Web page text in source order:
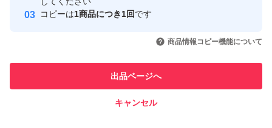
引を完了させた実績があります
での取引実績があります
コピーは1商品につき1回です
商品情報コピー機能について
出品ページへ
キャンセル